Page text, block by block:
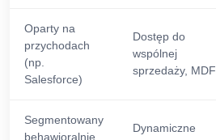
Oparty na
przychodach
(np.
Salesforce)
Dostęp do
wspólnej
sprzedaży, MDF
Segmentowany
behawioralnie
Dynamiczne